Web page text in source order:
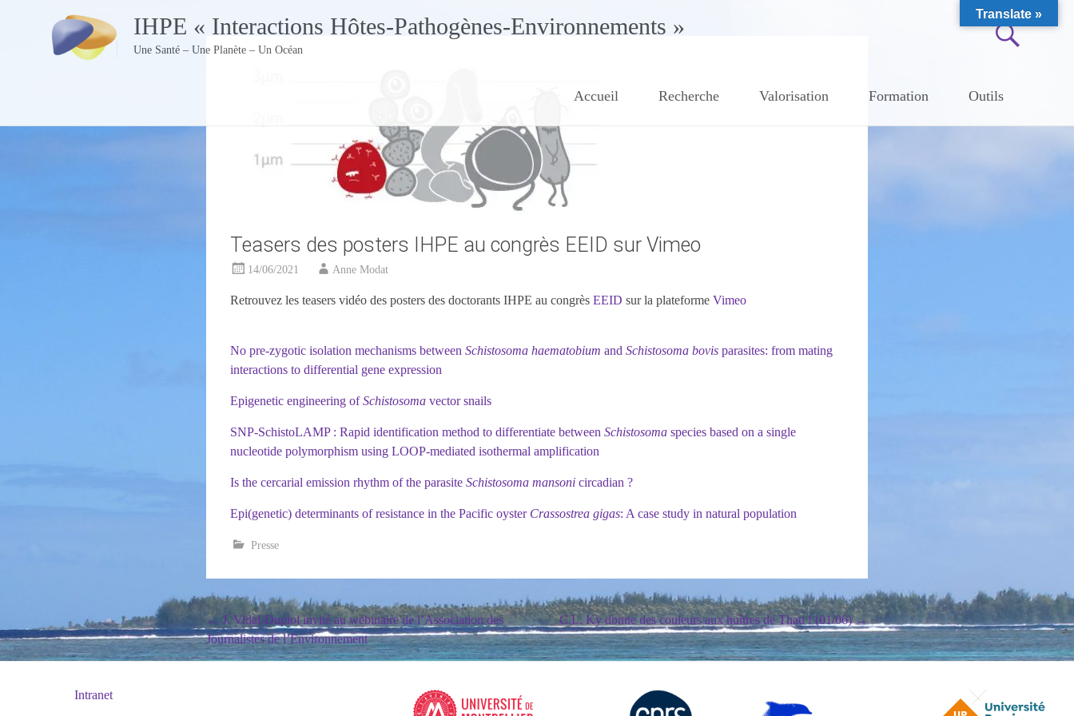
IHPE « Interactions Hôtes-Pathogènes-Environnements »
Une Santé – Une Planète – Un Océan
Accueil Recherche Valorisation Formation Outils
Teasers des posters IHPE au congrès EEID sur Vimeo
14/06/2021 Anne Modat
Retrouvez les teasers vidéo des posters des doctorants IHPE au congrès EEID sur la plateforme Vimeo
No pre-zygotic isolation mechanisms between Schistosoma haematobium and Schistosoma bovisparasites: from mating
interactions to differential gene expression
Epigenetic engineering ofSchistosomavector snails
SNP-SchistoLAMP : Rapid identification method to differentiate between Schistosomaspecies based on a single
nucleotide polymorphism using LOOP-mediated isothermal amplification
Is the cercarial emission rhythm of the parasite Schistosoma mansonicircadian ?
Epi(genetic) determinants of resistance in the Pacific oyster Crassostrea gigas: A case study in natural population
Presse
Post
navigation
← J. Vidal-Dupiol invité au webinaire de l’Association des
Journalistes de l’Environnement
C.L. Ky donne des couleurs aux huîtres de Thau ! (01/06)→
Intranet
Translate »